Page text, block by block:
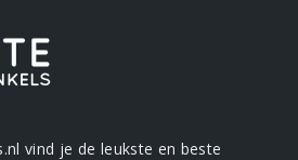
vind je de leukste en beste